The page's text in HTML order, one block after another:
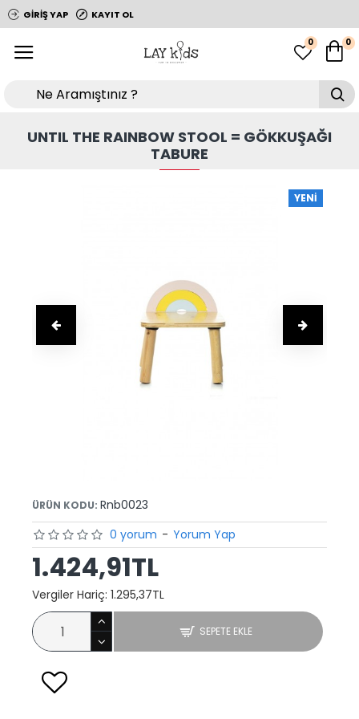
GIRIŞ YAP KAYIT OL
0 0
UNTIL THE RAINBOW STOOL = GÖKKUŞAĞI
TABURE
YENI
ÜRÜN KODU: Rnb0023
0 yorum - Yorum Yap
1.424,91TL
Vergiler Hariç: 1.295,37TL
SEPETE EKLE